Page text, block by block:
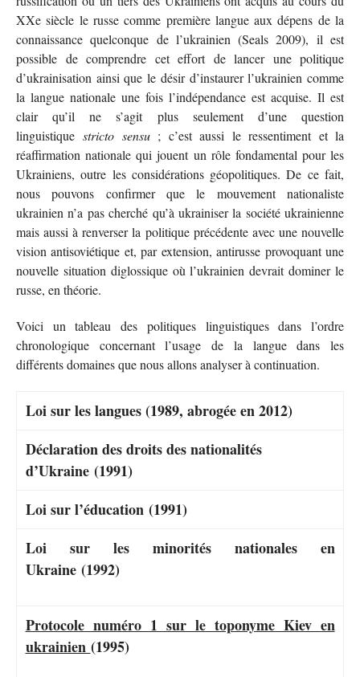
XXe siècle le russe comme première langue aux dépens de la
connaissance quelconque de l’ukrainien (Seals 2009), il est
possible de comprendre cet effort de lancer une politique
d’ukrainisation ainsi que le désir d’instaurer l’ukrainien comme
la langue nationale une fois l’indépendance est acquise. Il est
clair qu’il ne s’agit plus seulement d’une question
linguistiquestricto sensu; c’est aussi le ressentiment et la
réaffirmation nationale qui jouent un rôle fondamental pour les
Ukrainiens, outre les considérations géopolitiques. De ce fait,
nous pouvons confirmer que le mouvement nationaliste
ukrainien n’a pas cherché qu’à ukrainiser la société ukrainienne
mais aussi à renverser la politique précédente avec une nouvelle
vision antisoviétique et, par extension, antirusse provoquant une
nouvelle situation diglossique où l’ukrainien devrait dominer le
russe, en théorie.
Voici un tableau des politiques linguistiques dans l’ordre
chronologique concernant l’usage de la langue dans les
différents domaines que nous allons analyser à continuation.
Loi sur les langues (1989, abrogée en 2012)
Déclaration des droits des nationalités
d’Ukraine (1991)
Loi sur l’éducation (1991)
Loi sur les minorités nationales en
Ukraine (1992)
Protocole numéro 1 sur le toponyme Kiev en
ukrainien (1995)